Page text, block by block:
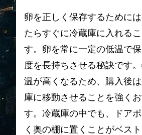
卵を正しく保存するために
たらすぐに冷蔵庫に入れる
す。卵を常に一定の低温で
度を長持ちさせる秘訣です
温が高くなるため、購入後
庫に移動させることを強く
す。冷蔵庫の中でも、ドア
く奥の棚に置くことがベス